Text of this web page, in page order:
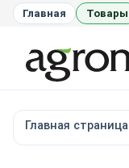
Главная Товары
Главная страница